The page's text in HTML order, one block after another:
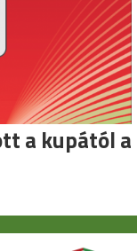
a kupától a